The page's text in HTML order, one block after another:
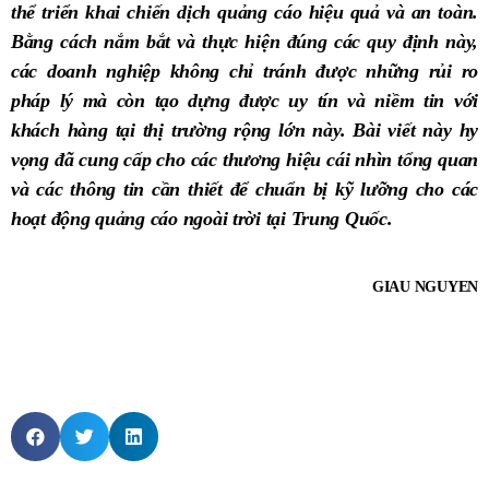
thể triển khai chiến dịch quảng cáo hiệu quả và an toàn.
Bằng cách nắm bắt và thực hiện đúng các quy định này,
các doanh nghiệp không chỉ tránh được những rủi ro
pháp lý mà còn tạo dựng được uy tín và niềm tin với
khách hàng tại thị trường rộng lớn này. Bài viết này hy
vọng đã cung cấp cho các thương hiệu cái nhìn tổng quan
và các thông tin cần thiết để chuẩn bị kỹ lưỡng cho các
hoạt động quảng cáo ngoài trời tại Trung Quốc.
GIAU NGUYEN